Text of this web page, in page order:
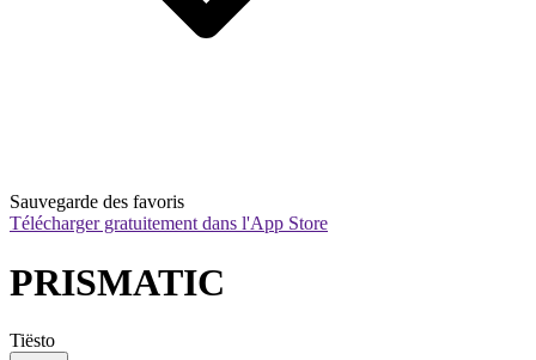
Sauvegarde des favoris
Télécharger gratuitement dans l'App Store
PRISMATIC
Tiësto